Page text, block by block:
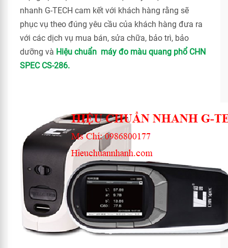
nhanh G-TECH cam kết với khách hàng rằng sẽ
phục vụ theo đúng yêu cầu của khách hàng đưa ra
với các dịch vụ mua bán, sửa chữa, bảo trì, bảo
dưỡng và Hiệu chuẩn máy đo màu quang phổ CHN
SPEC CS-286.